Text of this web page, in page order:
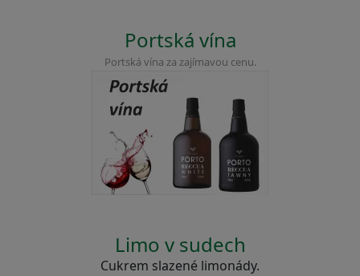
Portská vína
Portská vína za zajímavou cenu.
Limo v sudech
Cukrem slazené limonády.